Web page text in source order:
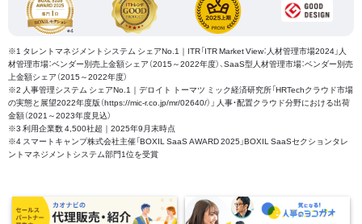
※1 タレントマネジメントシステム シェアNo.1｜ITR「ITR Market View：人材管理市場2024」人
材管理市場：ベンダー別売上金額シェア（2015～2022年度）、SaaS型人材管理市場：ベンダー別売
上金額シェア（2015～2022年度）
※2 人事管理システム シェアNo.1｜デロイト トーマツ ミック経済研究所「HRTechクラウド市場
の実態と展望2022年度版（https://mic-r.co.jp/mr/02640/）」 人事・配置クラウド分野における出荷
金額（2021～2023年度見込）
※3 利用企業数 4,500社超｜2025年9月末時点
※4 スマートキャンプ株式会社主催「BOXIL SaaS AWARD 2025」BOXIL SaaSセクションタレ
ントマネジメントシステム部門1位を受賞